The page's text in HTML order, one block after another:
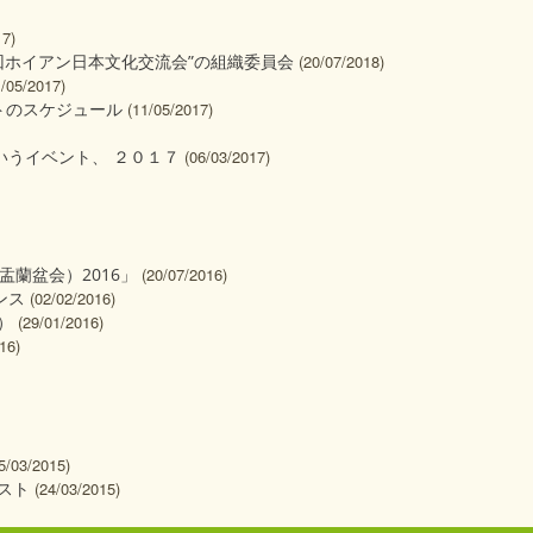
イアン日本文化交流会”の組織委員会 (20/07/2018)
05/2017)
スケジュール (11/05/2017)
イベント、 ２０１７ (06/03/2017)
蘭盆会）2016」
(20/07/2016)
ス (02/02/2016)
(29/01/2016)
03/2015)
ト (24/03/2015)